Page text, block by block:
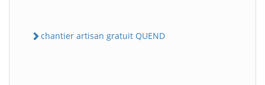
chantier artisan gratuit QUEND